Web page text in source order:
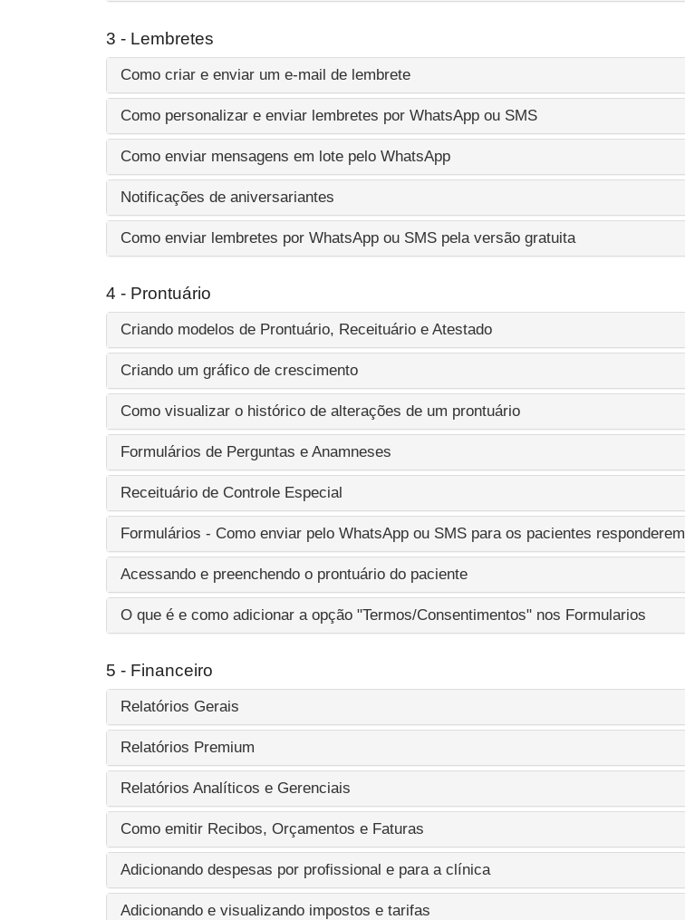
3 - Lembretes
Como criar e enviar um e-mail de lembrete
Como personalizar e enviar lembretes por WhatsApp ou SMS
Como enviar mensagens em lote pelo WhatsApp
Notificações de aniversariantes
Como enviar lembretes por WhatsApp ou SMS pela versão gratuita
4 - Prontuário
Criando modelos de Prontuário, Receituário e Atestado
Criando um gráfico de crescimento
Como visualizar o histórico de alterações de um prontuário
Formulários de Perguntas e Anamneses
Receituário de Controle Especial
Formulários - Como enviar pelo WhatsApp ou SMS para os pacientes responderem
Acessando e preenchendo o prontuário do paciente
O que é e como adicionar a opção "Termos/Consentimentos" nos Formularios
5 - Financeiro
Relatórios Gerais
Relatórios Premium
Relatórios Analíticos e Gerenciais
Como emitir Recibos, Orçamentos e Faturas
Adicionando despesas por profissional e para a clínica
Adicionando e visualizando impostos e tarifas